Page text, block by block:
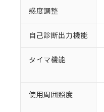
感度調整
自己診断出力機能
タイマ機能
使用周囲照度